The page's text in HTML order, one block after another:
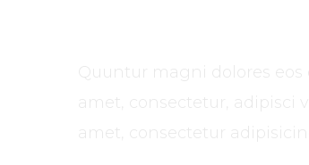
Quuntur magni dolores
amet, consectetur,
amet, consectetur